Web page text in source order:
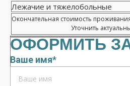
Лежачие и тяжелобольные
Окончательная стоимость
Уточнить
ОФОРМИТЬ
Ваше имя*